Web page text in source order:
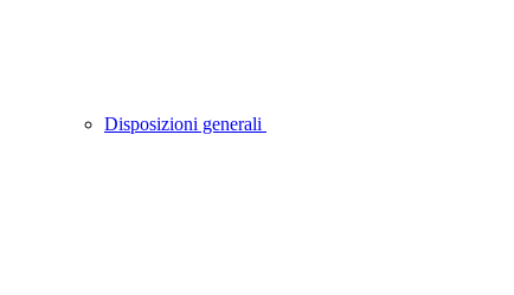
Disposizioni generali